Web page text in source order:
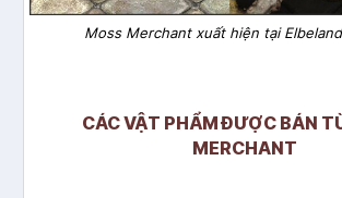
Moss Merchant xuất hiện tại
CÁC VẬT PHẨM ĐƯỢC BÁN
MERCHANT